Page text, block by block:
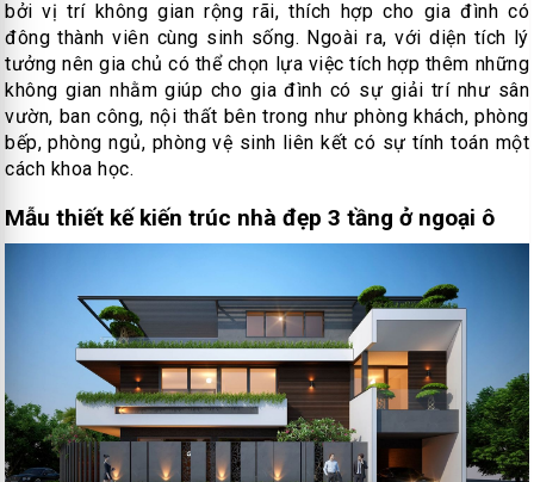
bởi vị trí không gian rộng rãi, thích hợp cho gia đình có
đông thành viên cùng sinh sống. Ngoài ra, với diện tích lý
tưởng nên gia chủ có thể chọn lựa việc tích hợp thêm những
không gian nhằm giúp cho gia đình có sự giải trí như sân
vườn, ban công, nội thất bên trong như phòng khách, phòng
bếp, phòng ngủ, phòng vệ sinh liên kết có sự tính toán một
cách khoa học.
Mẫu thiết kế kiến trúc nhà đẹp 3 tầng ở ngoại ô